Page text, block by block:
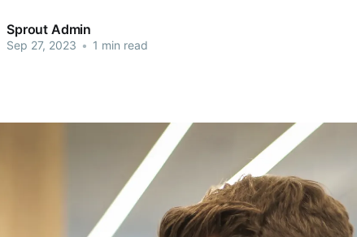
Sprout Admin
Sep 27, 2023 • 1 min read